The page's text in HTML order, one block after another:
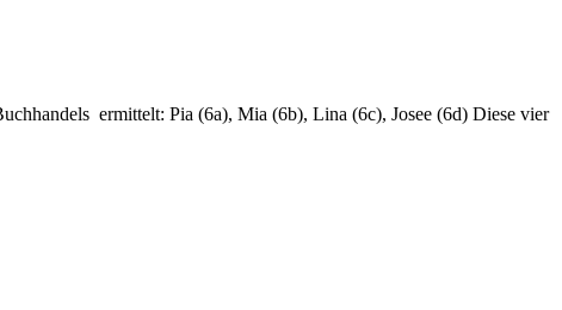
ermittelt: Pia (6a), Mia (6b), Lina (6c), Josee (6d) Diese vier